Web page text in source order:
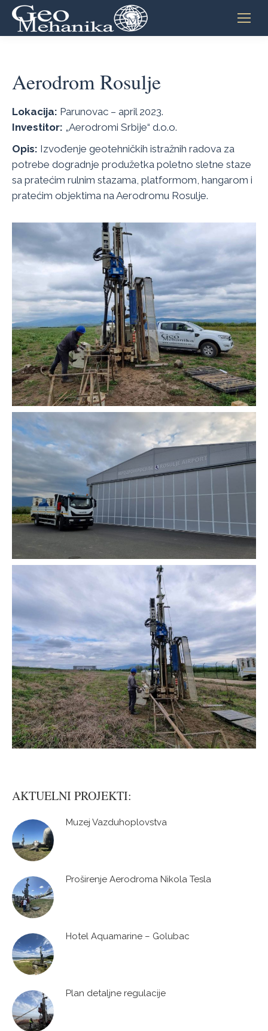
Aerodrom Rosulje
Lokacija: Parunovac – april 2023.
Investitor: „Aerodromi Srbije“ d.o.o.
Opis: Izvođenje geotehničkih istražnih radova za
potrebe dogradnje produžetka poletno sletne staze
sa pratećim rulnim stazama, platformom, hangarom i
pratećim objektima na Aerodromu Rosulje.
AKTUELNI PROJEKTI:
Muzej Vazduhoplovstva
Proširenje Aerodroma Nikola Tesla
Hotel Aquamarine – Golubac
Plan detaljne regulacije